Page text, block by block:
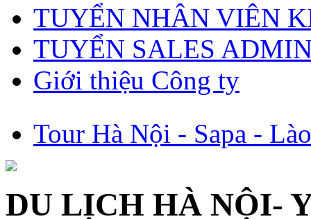
TUYỂN NHÂN VIÊN
TUYỂN SALES
Giới thiệu Công ty
Tour Hà Nội - Sapa -
DU LỊCH HÀ NỘI-